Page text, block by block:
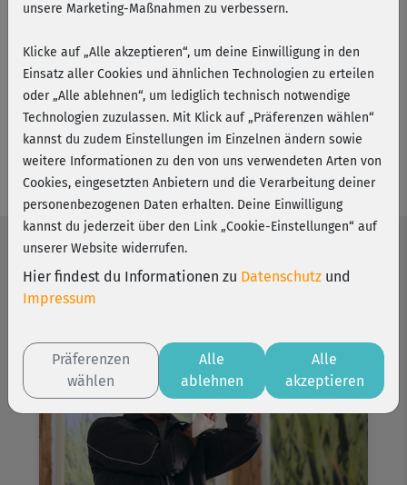
Robert Stooß
Robert Stooß ist hauptberuflicher Tao-Trainer und verfügt
über mehr als 25 Jahre internationale
Unterrichtserfahrung. Er leitet das "Tao-Zentrum - Institut
für asiatische Entspannungsverfahren, Taoistische
Heilkünste und Lebensphilosophie" in Mannheim und ist
Senior Instructor Universal Healing Tao nach Meister
Mantak Chia.
Neben Privatpersonen im In- und Ausland schwören auch
Firmen und Krankenkassen auf seine Kompetenzen in den
Bereichen Tai Chi, Qigong, Daoyin (Yoga) und Meditation.
Seine Kurse schulen unter anderem die
Regenerationsfähigkeit.
Routiniert und voller Leidenschaft vermittelt Robert
Stooß die gesundheitsfördernden Übungsysteme der
chinesischen Medizin und gibt den Kursteilnehmern das
Rüstzeug für eine stabile Gesundheit und
Ausgeglichenheit mit auf den Weg.
✚ Mehr anzeigen
E-Mail
Webseite
Facebook
Die besten Kurse von Robert
unsere Marketing-Maßnahmen zu verbessern.
Klicke auf „Alle akzeptieren“, um deine Einwilligung in den
Einsatz aller Cookies und ähnlichen Technologien zu erteilen
oder „Alle ablehnen“, um lediglich technisch notwendige
Technologien zuzulassen. Mit Klick auf „Präferenzen wählen“
kannst du zudem Einstellungen im Einzelnen ändern sowie
weitere Informationen zu den von uns verwendeten Arten von
Cookies, eingesetzten Anbietern und die Verarbeitung deiner
personenbezogenen Daten erhalten. Deine Einwilligung
kannst du jederzeit über den Link „Cookie-Einstellungen“ auf
unserer Website widerrufen.
Hier findest du Informationen zu Datenschutz und
Impressum
Präferenzen
wählen
Alle
ablehnen
Alle
akzeptieren